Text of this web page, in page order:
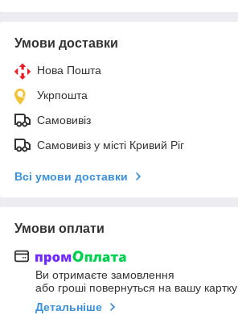
Умови доставки
Нова Пошта
Укрпошта
Самовивіз
Самовивіз у місті Кривий Ріг
Всі умови доставки
Умови оплати
Ви отримаєте замовлення
або гроші повернуться на вашу картку
Детальніше